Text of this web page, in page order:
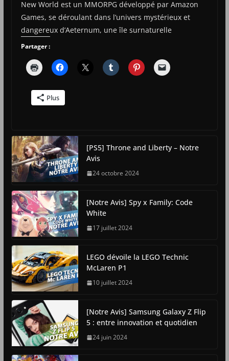
New World est un MMORPG développé par Amazon
Games, se déroulant dans l’univers mystérieux et
dangereux d’Aeternum, une île surnaturelle
Partager :
Plus
[PS5] Throne and Liberty – Notre
Avis
24 octobre 2024
[Notre Avis] Spy x Family: Code
White
17 juillet 2024
LEGO dévoile la LEGO Technic
McLaren P1
10 juillet 2024
[Notre Avis] Samsung Galaxy Z Flip
5 : entre innovation et quotidien
24 juin 2024